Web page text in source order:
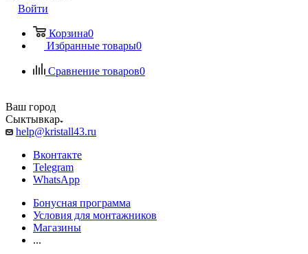
Войти
Корзина0
Избранные товары0
Сравнение товаров0
Ваш город
Сыктывкар
help@kristall43.ru
Вконтакте
Telegram
WhatsApp
Бонусная программа
Условия для монтажников
Магазины
...